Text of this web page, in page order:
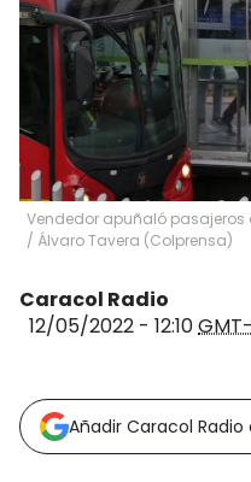
Vendedor apuñaló pasajeros
/ Álvaro Tavera (Colprensa)
Caracol Radio
12/05/2022 - 12:10
Añadir Caracol Radio